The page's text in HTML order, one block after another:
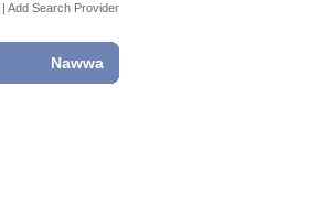
| Add Search Provider
Nawwa